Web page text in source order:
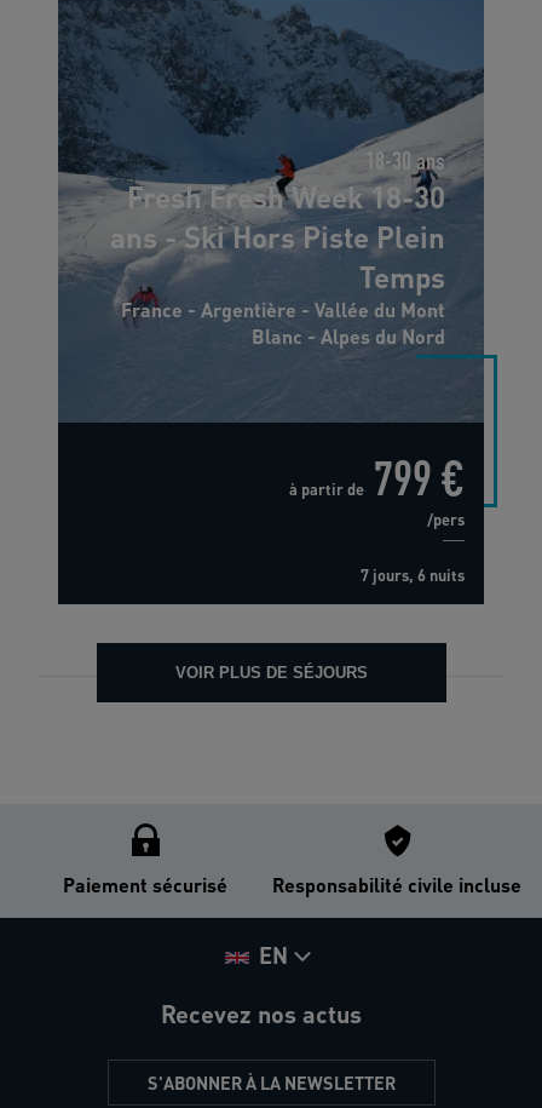
18-30 ans
Fresh Fresh Week 18-30
ans - Ski Hors Piste Plein
Temps
France - Argentière - Vallée du Mont
Blanc - Alpes du Nord
à partir de 799 €
/pers
7 jours, 6 nuits
VOIR PLUS DE SÉJOURS
Paiement sécurisé Responsabilité civile incluse
EN
Recevez nos actus
S'ABONNER À LA NEWSLETTER